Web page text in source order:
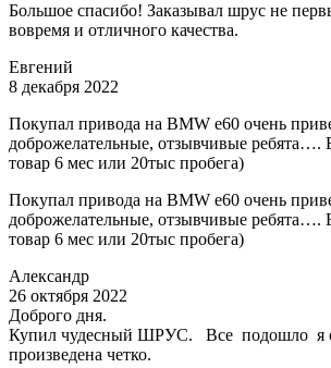
Большое спасибо! Заказывал шрус не
вовремя и отличного качества.
Евгений
8 декабря 2022
Покупал привода на BMW e60 очень
доброжелательные, отзывчивые ребята….
товар 6 мес или 20тыс пробега)
Покупал привода на BMW e60 очень
доброжелательные, отзывчивые ребята….
товар 6 мес или 20тыс пробега)
Александр
26 октября 2022
Доброго дня.
Купил чудесный ШРУС. Все подошло я
произведена четко.